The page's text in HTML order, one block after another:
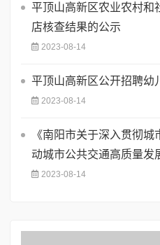
平顶山高新区农业农村和
店核查结果的公示
2023-08-14
平顶山高新区公开招聘幼
2023-08-14
《南阳市关于深入贯彻
动城市公共交通高质量发
2023-08-14